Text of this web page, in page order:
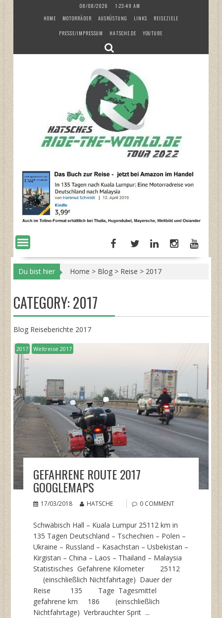
08/08/2026
1:23:51 AM
HOME
MOTORRÄDER AUSRÜSTUNG LINKS
REISEZIELE
PRESSE/IMPRESSUM
HATSCHE.DE YOUTUBE
Du bist hier Home > Blog > Reise > 2017
CATEGORY:2017
Blog Reiseberichte 2017
2017 Weltreise 2017
GEFAHRENE ROUTE 2017
GOOGLEMAPS
17/03/2018 HATSCHE 0 COMMENT
Schwäbisch Hall – Kuala Lumpur 25112 km in
135 Tagen Deutschland – Tschechien – Polen –
Ukraine – Russland – Kasachstan – Usbekistan –
Kirgistan – China – Laos – Thailand – Malaysia
Statistisches Gefahrene Kilometer 25112
(einschließlich Nichtfahrtage) Dauer der
Reise 135 Tage Tagesmittel
gefahrene km 186 (einschließlich
Nichtfahrtage) Verbrauchter Sprit ...